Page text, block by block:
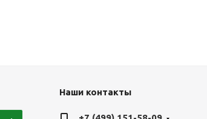
Наши контакты